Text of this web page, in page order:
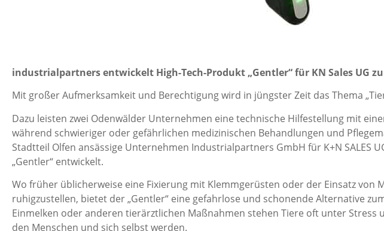
industrialpartners entwickelt High-Tech-Produkt „Gentler“ für KN Sales UG
Mit großer Aufmerksamkeit und Berechtigung wird in jüngster Zeit das Thema
Dazu leisten zwei Odenwälder Unternehmen eine technische Hilfestellung mit
während schwieriger oder gefährlichen medizinischen Behandlungen und
Stadtteil Olfen ansässige Unternehmen Industrialpartners GmbH für K+N SALES
„Gentler“ entwickelt.
Wo früher üblicherweise eine Fixierung mit Klemmgerüsten oder der Einsatz
ruhigzustellen, bietet der „Gentler“ eine gefahrlose und schonende Alternative
Einmelken oder anderen tierärztlichen Maßnahmen stehen Tiere oft unter
den Menschen und sich selbst werden.